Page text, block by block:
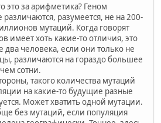
это за арифметика? Геном
разумеется, не на 200-
мутаций. Когда говорят
имеет хоть какие-то отличия, это
два человека, если они только не
различаются на гораздо большее
сотни.
такого количества мутаций
на какие-то будущие разные
Может хватить одной мутации.
без мутаций, если популяция